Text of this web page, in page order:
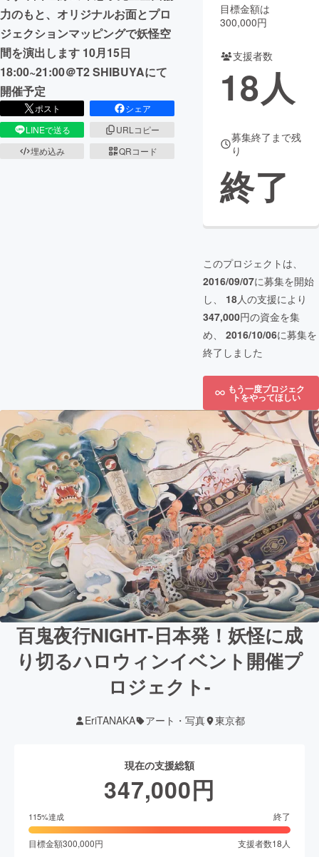
CAMPFIREふるさと納税
コミュニティ
力のもと、オリジナルお面とプロ
ジェクションマッピングで妖怪空
間を演出します 10月15日
18:00~21:00＠T2 SHIBUYAにて
開催予定
ポスト
シェア
LINEで送る
URLコピー
埋め込み
QRコード
目標金額は
300,000円
支援者数
18人
募集終了まで残
り
終了
このプロジェクトは、
2016/09/07に募集を開始
し、 18人の支援により
347,000円の資金を集
め、 2016/10/06に募集を
終了しました
もう一度プロジェク
トをやってほしい
百鬼夜行NIGHT-日本発！妖怪に成
り切るハロウィンイベント開催プ
ロジェクト-
EriTANAKA アート・写真 東京都
現在の支援総額
347,000円
115%達成 終了
目標金額300,000円 支援者数18 人